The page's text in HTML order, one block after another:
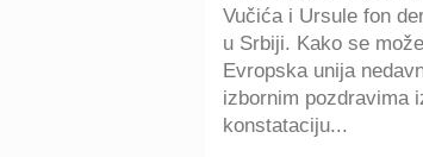
Vučića i Ursule fon
u Srbiji. Kako se
Evropska unija
izbornim pozdravima
konstataciju...